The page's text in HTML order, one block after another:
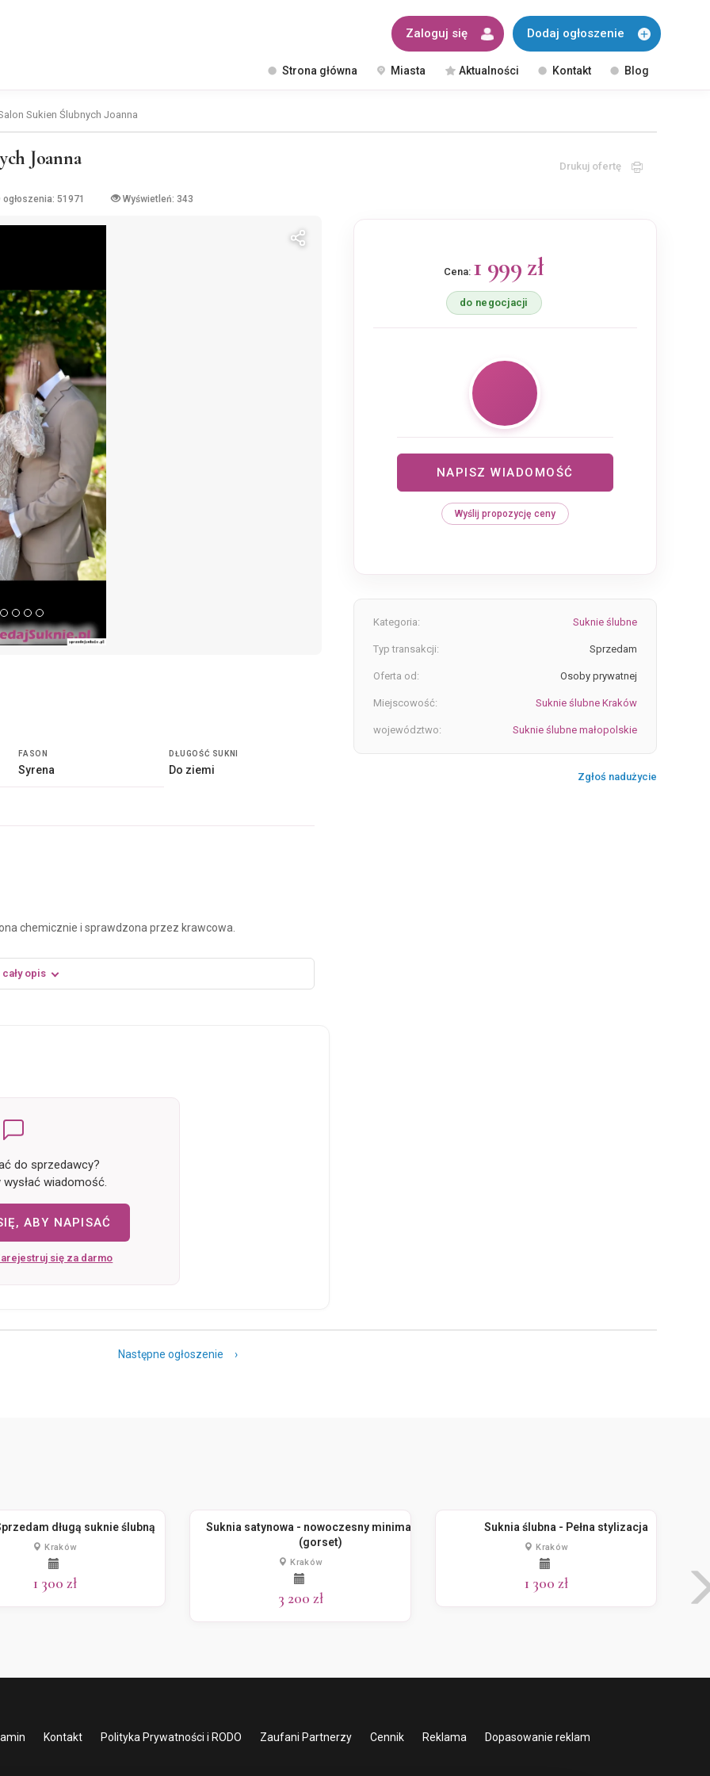
Zaloguj się Dodaj ogłoszenie
Strona główna Miasta Aktualności Kontakt Blog
Sukien Ślubnych Joanna
Joanna Drukuj ofertę
ogłoszenia: 51971 Wyświetleń: 343
FASON
Syrena
DŁUGOŚĆ SUKNI
Do ziemi
chemicznie i sprawdzona przez krawcowa.
SLUBNYCH w Bachowicach( cena salonowa 5.500)
tańczeniu.
pięknie błyszczy w słońcu i po zmroku. Ma wiele
opis
do sprzedawcy?
wysłać wiadomość.
ABY NAPISAĆ
się za darmo
Cena: 1 999 zł
do negocjacji
NAPISZ WIADOMOŚĆ
Wyślij propozycję ceny
Kategoria: Suknie ślubne
Typ transakcji: Sprzedam
Oferta od: Osoby prywatnej
Miejscowość: Suknie ślubne Kraków
województwo: Suknie ślubne małopolskie
Zgłoś nadużycie
Następne ogłoszenie ›
długą suknie ślubną
Kraków
1 300 zł
Suknia satynowa - nowoczesny minimalizm
(gorset)
Kraków
3 200 zł
Suknia ślubna - Pełna stylizacja
Kraków
1 300 zł
Kontakt Polityka Prywatności i RODO Zaufani Partnerzy Cennik Reklama Dopasowanie reklam